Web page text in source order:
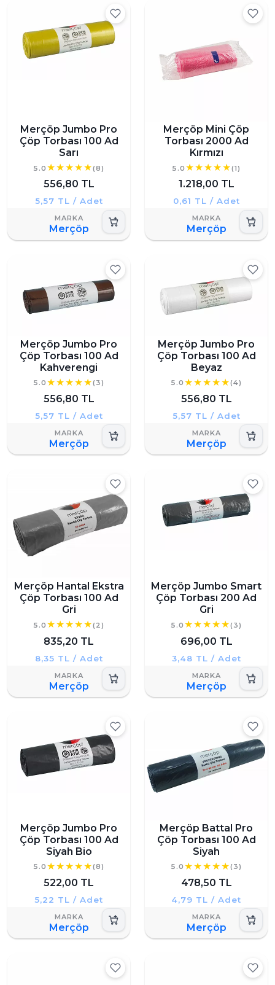
Merçöp Jumbo Pro
Çöp Torbası 100 Ad
Sarı
5.0 (8)
556,80 TL
5,57 TL / Adet
Merçöp
Merçöp Mini Çöp
Torbası 2000 Ad
Kırmızı
5.0 (1)
1.218,00 TL
0,61 TL / Adet
Merçöp
Merçöp Jumbo Pro
Çöp Torbası 100 Ad
Kahverengi
5.0 (3)
556,80 TL
5,57 TL / Adet
Merçöp
Merçöp Jumbo Pro
Çöp Torbası 100 Ad
Beyaz
5.0 (4)
556,80 TL
5,57 TL / Adet
Merçöp
Merçöp Hantal Ekstra
Çöp Torbası 100 Ad
Gri
5.0 (2)
835,20 TL
8,35 TL / Adet
Merçöp
Merçöp Jumbo Smart
Çöp Torbası 200 Ad
Gri
5.0 (3)
696,00 TL
3,48 TL / Adet
Merçöp
Merçöp Jumbo Pro
Çöp Torbası 100 Ad
Siyah Bio
5.0 (8)
522,00 TL
5,22 TL / Adet
Merçöp
Merçöp Battal Pro
Çöp Torbası 100 Ad
Siyah
5.0 (3)
478,50 TL
4,79 TL / Adet
Merçöp